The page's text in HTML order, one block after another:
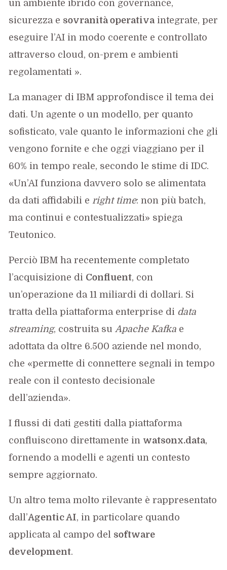
un ambiente ibrido con governance,
sicurezza e sovranità operativaintegrate, per
eseguire l’AI in modo coerente e controllato
attraverso cloud, on-prem e ambienti
regolamentati ».
La manager di IBM approfondisce il tema dei
dati. Un agente o un modello, per quanto
sofisticato, vale quanto le informazioni che gli
vengono fornite e che oggi viaggiano per il
60% in tempo reale, secondo le stime di IDC.
«Un’AI funziona davvero solo se alimentata
da dati affidabili eright time: non più batch,
ma continui e contestualizzati» spiega
Teutonico.
Perciò IBM ha recentemente completato
l’acquisizione di Confluent, con
un’operazione da 11 miliardi di dollari. Si
tratta della piattaforma enterprise di data
streaming, costruita suApache Kafka e
adottata da oltre 6.500 aziende nel mondo,
che «permette di connettere segnali in tempo
reale con il contesto decisionale
dell’azienda».
I flussi di dati gestiti dalla piattaforma
confluiscono direttamente in watsonx.data,
fornendo a modelli e agenti un contesto
sempre aggiornato.
Un altro tema molto rilevante è rappresentato
dall’Agentic AI, in particolare quando
applicata al campo del software
development.